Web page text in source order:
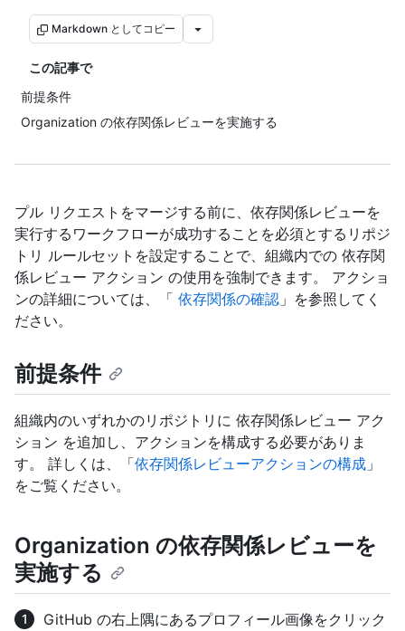
Markdown としてコピー
この記事で
前提条件
Organization の依存関係レビューを実施する
プル リクエストをマージする前に、依存関係レビューを
実行するワークフローが成功することを必須とするリポジ
トリ ルールセットを設定することで、組織内での 依存関
係レビュー アクション の使用を強制できます。 アクショ
ンの詳細については、「 依存関係の確認 」を参照してく
ださい。
前提条件
組織内のいずれかのリポジトリに 依存関係レビュー アク
ション を追加し、アクションを構成する必要がありま
す。 詳しくは、「依存関係レビューアクションの構成 」
をご覧ください。
Organization の依存関係レビューを
実施する
GitHub の右上隅にあるプロフィール画像をクリック